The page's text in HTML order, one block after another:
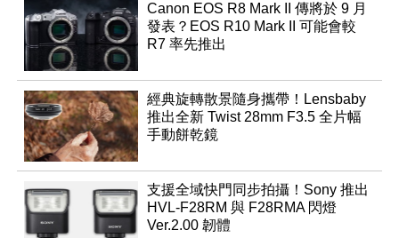
Canon EOS R8 Mark II 傳將於 9 月
發表？EOS R10 Mark II 可能會較
R7 率先推出
經典旋轉散景隨身攜帶！Lensbaby
推出全新 Twist 28mm F3.5 全片幅
手動餅乾鏡
支援全域快門同步拍攝！Sony 推出
HVL-F28RM 與 F28RMA 閃燈
Ver.2.00 韌體